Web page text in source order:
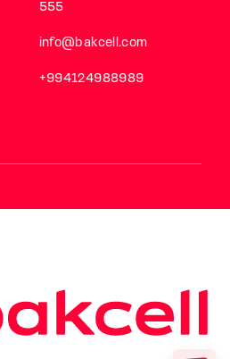
555
info@bakcell.com
+994124988989